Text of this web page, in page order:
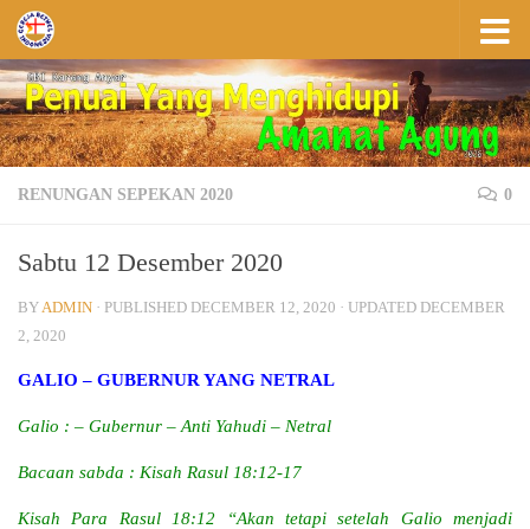
Skip to content
RENUNGAN SEPEKAN 2020 0
Sabtu 12 Desember 2020
BYADMIN · PUBLISHED DECEMBER 12, 2020 · UPDATED DECEMBER
2, 2020
GALIO – GUBERNUR YANG NETRAL
Galio : – Gubernur – Anti Yahudi – Netral
Bacaan sabda : Kisah Rasul 18:12-17
Kisah Para Rasul 18:12 “Akan tetapi setelah Galio menjadi